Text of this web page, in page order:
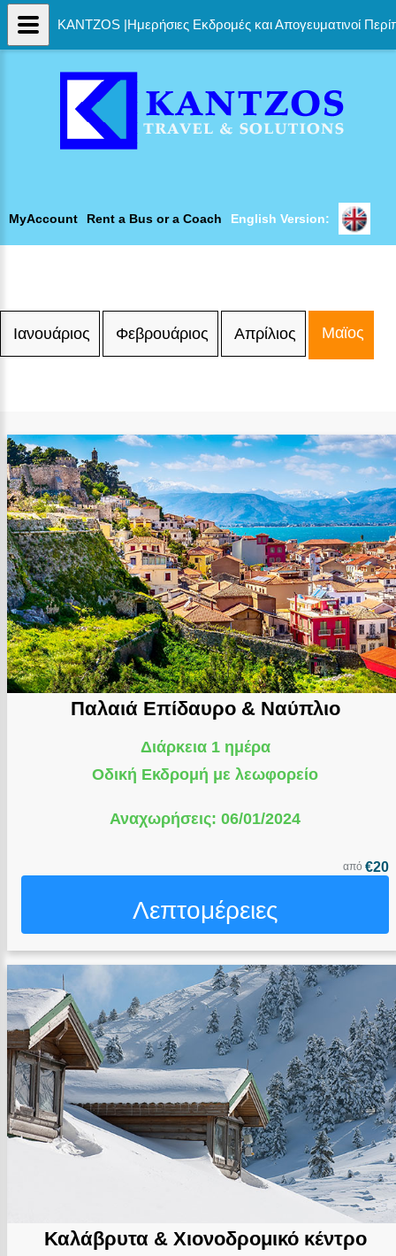
MyAccount Rent a Bus or a Coach English Version:
Ιανουάριος Φεβρουάριος Απρίλιος Μαϊος
Παλαιά Επίδαυρο & Ναύπλιο
Διάρκεια 1 ημέρα
Οδική Εκδρομή με λεωφορείο
Αναχωρήσεις: 06/01/2024
από €20
Λεπτομέρειες
Καλάβρυτα & Χιονοδρομικό κέντρο
KANTZOS |Ημερήσιες Εκδρομές και Απογευματινοί